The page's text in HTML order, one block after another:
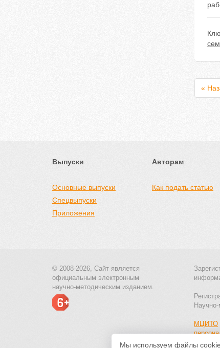
«
Выпуски
Основные выпуски
Спецвыпуски
Приложения
Авторам
Как подать статью
© 2008-2026, Сайт является
официальным электронным
научно-методическим изданием.
МЦИТО
Мы используем файлы